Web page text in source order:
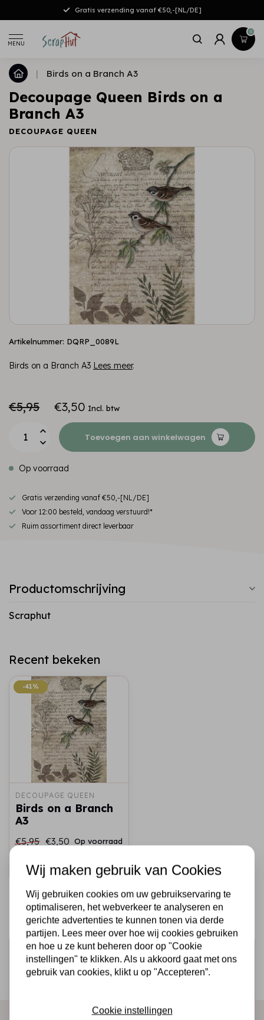
Gratis verzending vanaf €50,-[NL/DE]
MENU
0
| Birds on a Branch A3
Decoupage Queen Birds on a
Branch A3
DECOUPAGE QUEEN
Artikelnummer: DQRP_0089L
Birds on a Branch A3 Lees meer.
€5,95 €3,50 Incl. btw
Toevoegen aan winkelwagen
Op voorraad
Gratis verzending vanaf €50,-[NL/DE]
Voor 12:00 besteld, vandaag verstuurd!*
Ruim assortiment direct leverbaar
Productomschrijving
Scraphut
Recent bekeken
-41%
-41%
DECOUPAGE QUEEN
Birds on a Branch
A3
€5,95 €3,50 Op voorraad
Snel toevoegen
Schrijf je in voor de nieuwsbrief
Ontvang als eerste onze actie en nieuwe producten
Wij maken gebruik van Cookies
Wij gebruiken cookies om uw gebruikservaring te
optimaliseren, het webverkeer te analyseren en
gerichte advertenties te kunnen tonen via derde
partijen. Lees meer over hoe wij cookies gebruiken
en hoe u ze kunt beheren door op "Cookie
instellingen" te klikken. Als u akkoord gaat met ons
gebruik van cookies, klikt u op "Accepteren”.
Cookie instellingen